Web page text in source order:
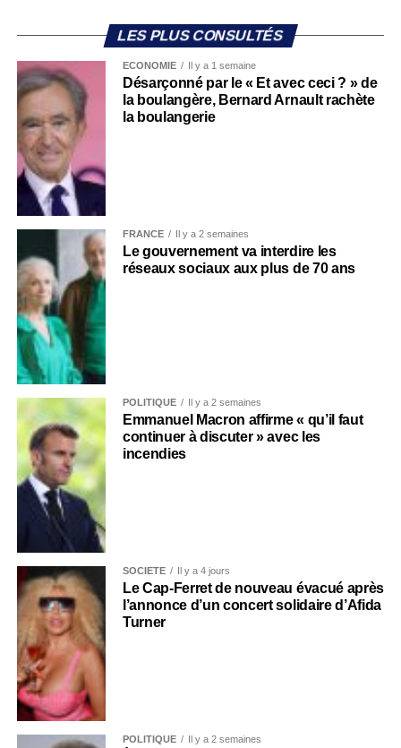
LES PLUS CONSULTÉS
ECONOMIE Il y a 1 semaine
Désarçonné par le « Et avec ceci ? » de
la boulangère, Bernard Arnault rachète
la boulangerie
FRANCE Il y a 2 semaines
Le gouvernement va interdire les
réseaux sociaux aux plus de 70 ans
POLITIQUE Il y a 2 semaines
Emmanuel Macron affirme « qu’il faut
continuer à discuter » avec les
incendies
SOCIÉTÉ Il y a 4 jours
Le Cap-Ferret de nouveau évacué après
l’annonce d’un concert solidaire d’Afida
Turner
POLITIQUE Il y a 2 semaines